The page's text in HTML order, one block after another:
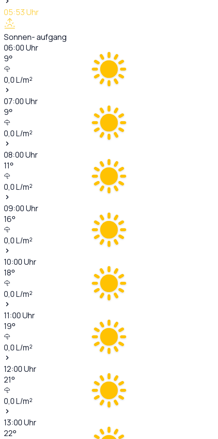
05:53Uhr
Sonnen- aufgang
06:00Uhr
9°
0,0L/m²
07:00Uhr
9°
0,0L/m²
08:00Uhr
11°
0,0L/m²
09:00Uhr
16°
0,0L/m²
10:00Uhr
18°
0,0L/m²
11:00Uhr
19°
0,0L/m²
12:00Uhr
21°
0,0L/m²
13:00Uhr
22°